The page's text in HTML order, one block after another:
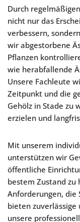
Durch
nicht nur das
verbessern,
wir abgestorbene
Pflanzen
wie herabfallende
Unsere Fachleute
Zeitpunkt und die
Gehölz in Stade zu
erzielen und
Mit unserem
unterstützen wir
öffentliche
bestem Zustand
Anforderungen, die
bieten zuverlässige
unsere